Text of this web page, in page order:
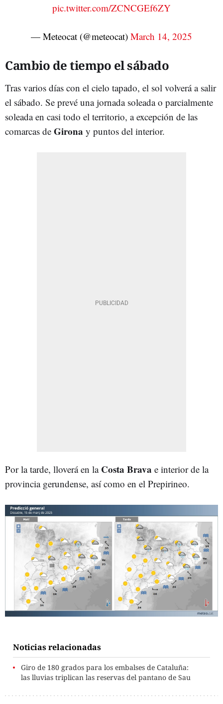
pic.twitter.com/ZCNCGEf6ZY
— Meteocat (@meteocat) March 14, 2025
Cambio de tiempo el sábado
Tras varios días con el cielo tapado, el sol volverá a salir
el sábado. Se prevé una jornada soleada o parcialmente
soleada en casi todo el territorio, a excepción de las
comarcas de Girona y puntos del interior.
Por la tarde, lloverá en laCosta Brava e interior de la
provincia gerundense, así como en el Prepirineo.
Noticias relacionadas
Giro de 180 grados para los embalses de Cataluña:
las lluvias triplican las reservas del pantano de Sau